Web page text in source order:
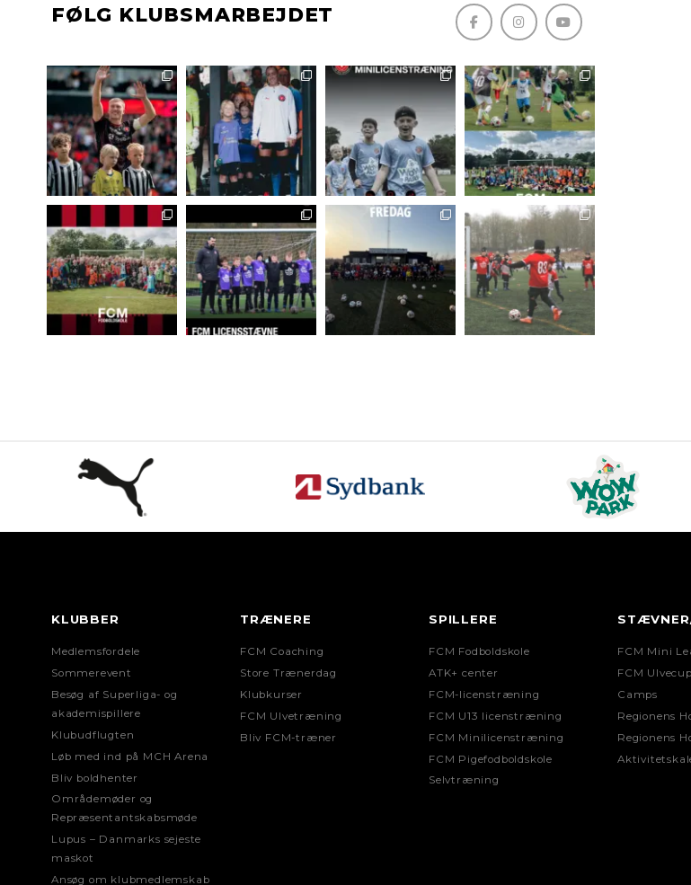
FØLG KLUBSMARBEJDET
KLUBBER
Medlemsfordele
Sommerevent
Besøg af Superliga- og
akademispillere
Klubudflugten
Løb med ind på MCH Arena
Bliv boldhenter
Områdemøder og
Repræsentantskabsmøde
Lupus – Danmarks sejeste
maskot
Ansøg om klubmedlemskab
TRÆNERE
FCM Coaching
Store Trænerdag
Klubkurser
FCM Ulvetræning
Bliv FCM-træner
SPILLERE
FCM Fodboldskole
ATK+ center
FCM-licenstræning
FCM U13 licenstræning
FCM Minilicenstræning
FCM Pigefodboldskole
Selvtræning
FCM Mini
FCM Ulvecup
Camps
Regionens
Regionens